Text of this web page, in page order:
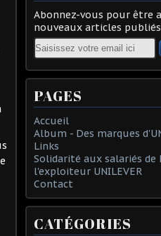
Abonnez-vous pour être
nouveaux articles
Email
PAGES
Accueil
Album - Des marques
Links
Solidarité aux salariés de
l'exploiteur UNILEVER
Contact
CATÉGORIES